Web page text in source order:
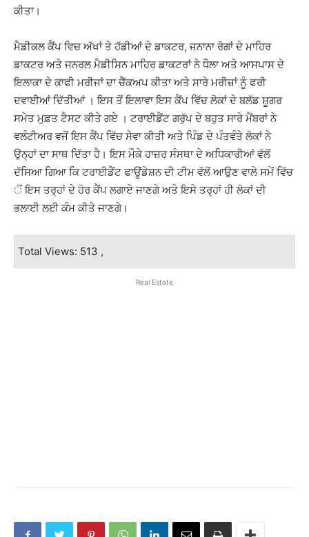
ਕੀਤਾ।
ਮੈਡੀਕਲ ਕੈਂਪ ਵਿਚ ਅੱਖਾਂ ਤੇ ਹੱਡੀਆਂ ਦੇ ਡਾਕਟਰ, ਜਨਾਨਾ ਰੋਗਾਂ ਦੇ ਮਾਹਿਰ
ਡਾਕਟਰ ਅਤੇ ਜਨਰਲ ਮੈਡੀਸਿਨ ਮਾਹਿਰ ਡਾਕਟਰਾਂ ਨੇ ਧੌਲਾ ਅਤੇ ਆਸਪਾਸ ਦੇ
ਇਲਾਕਾ ਦੇ ਕਾਫੀ ਮਰੀਜਾਂ ਦਾ ਚੈੱਕਅਪ ਕੀਤਾ ਅਤੇ ਸਾਰੇ ਮਰੀਜ਼ਾਂ ਨੂੰ ਫਰੀ
ਦਵਾਈਆਂ ਦਿੱਤੀਆਂ । ਇਸ ਤੋਂ ਇਲਾਵਾ ਇਸ ਕੈਂਪ ਵਿੱਚ ਲੋਕਾਂ ਦੇ ਬਲੱਡ ਸ਼ੂਗਰ
ਸਮੇਤ ਮੁਫ਼ਤ ਟੈਸਟ ਕੀਤੇ ਗਏ । ਟਰਾਈਡੈਂਟ ਗਰੁੱਪ ਦੇ ਬਹੁਤ ਸਾਰੇ ਮੈਂਬਰਾਂ ਨੇ
ਵਲੰਟੀਅਰ ਵਜੋਂ ਇਸ ਕੈਂਪ ਵਿੱਚ ਸੇਵਾ ਕੀਤੀ ਅਤੇ ਪਿੰਡ ਦੇ ਪੰਤਵੰਤੇ ਲੋਕਾਂ ਨੇ
ਉਨ੍ਹਾਂ ਦਾ ਸਾਥ ਦਿੱਤਾ ਹੈ। ਇਸ ਮੌਕੇ ਹਾਜ਼ਰ ਸੰਸਥਾ ਦੇ ਅਧਿਕਾਰੀਆਂ ਵੱਲੋਂ
ਦੱਸਿਆ ਗਿਆ ਕਿ ਟਰਾਈਡੈਂਟ ਫਾਊਂਡੇਸ਼ਨ ਦੀ ਟੀਮ ਵੱਲੋਂ ਆਉਣ ਵਾਲੇ ਸਮੇਂ ਵਿੱਚ
ੋਂ ਇਸ ਤਰ੍ਹਾਂ ਦੇ ਹੋਰ ਕੈਂਪ ਲਗਾਏ ਜਾਣਗੇ ਅਤੇ ਇਸੇ ਤਰ੍ਹਾਂ ਹੀ ਲੋਕਾਂ ਦੀ
ਭਲਾਈ ਲਈ ਕੰਮ ਕੀਤੇ ਜਾਣਗੇ।
Total Views: 513 ,
Real Estate